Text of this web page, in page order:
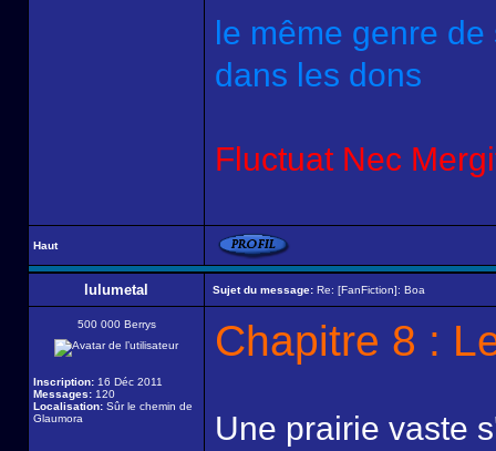
le même genre
dans les dons
Fluctuat Nec
Haut
lulumetal Sujet du message: Re: [FanFiction]: Boa
500 000 Berrys
Inscription: 16 Déc 2011
Messages: 120
Localisation: Sûr le chemin de
Glaumora
Chapitre 8 :
Une prairie vaste